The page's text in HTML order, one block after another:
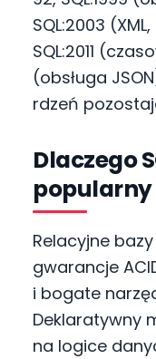
SQL:2003
SQL:2011
(obsługa
rdzeń
Dlaczego
popularny
Relacyjne
gwarancje
i bogate
Deklaratywny
na logice